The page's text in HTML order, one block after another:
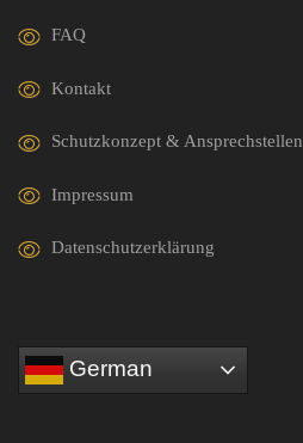
FAQ
Kontakt
Schutzkonzept & Ansprechstellen
Impressum
Datenschutzerklärung
German